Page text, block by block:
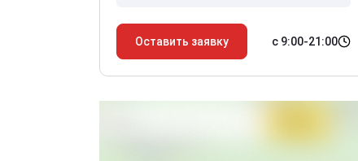
Оставить заявку с 9:00-21:00